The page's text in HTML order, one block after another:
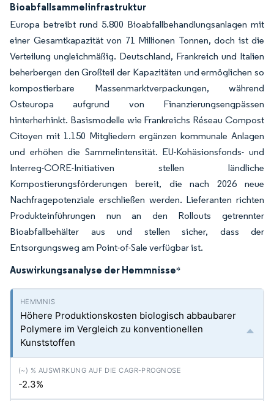
Bioabfallsammelinfrastruktur
Europa betreibt rund 5.800 Bioabfallbehandlungsanlagen mit
einer Gesamtkapazität von 71 Millionen Tonnen, doch ist die
Verteilung ungleichmäßig. Deutschland, Frankreich und Italien
beherbergen den Großteil der Kapazitäten und ermöglichen so
kompostierbare Massenmarktverpackungen, während
Osteuropa aufgrund von Finanzierungsengpässen
hinterherhinkt. Basismodelle wie Frankreichs Réseau Compost
Citoyen mit 1.150 Mitgliedern ergänzen kommunale Anlagen
und erhöhen die Sammelintensität. EU-Kohäsionsfonds- und
Interreg-CORE-Initiativen stellen ländliche
Kompostierungsförderungen bereit, die nach 2026 neue
Nachfragepotenziale erschließen werden. Lieferanten richten
Produkteinführungen nun an den Rollouts getrennter
Bioabfallbehälter aus und stellen sicher, dass der
Entsorgungsweg am Point-of-Sale verfügbar ist.
Auswirkungsanalyse der Hemmnisse*
Höhere Produktionskosten biologisch abbaubarer
Polymere im Vergleich zu konventionellen
Kunststoffen
-2.3%